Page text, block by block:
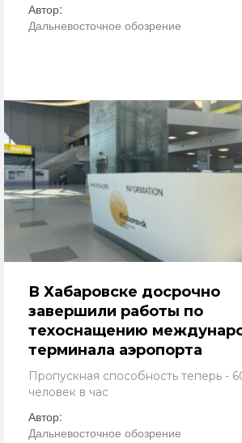
Автор:
Дальневосточное обозрение
В Хабаровске досрочно
завершили работы по
техоснащению
терминала аэропорта
Пропускная способность теперь -
человек в час
Автор:
Дальневосточное обозрение